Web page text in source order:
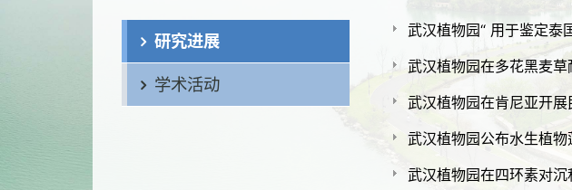
研究进展
学术活动
武汉植物园“ 用于鉴定泰
武汉植物园在多花黑麦
武汉植物园在肯尼亚开
武汉植物园公布水生植
武汉植物园在四环素对